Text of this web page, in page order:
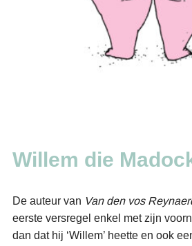
Willem die
De auteur van Van den vos
eerste versregel enkel met zijn
dan dat hij ‘Willem’ heette en ook